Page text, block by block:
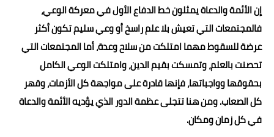
إن الأئمة والدعاة يمثلون خط الدفاع الأول في معركة الوعي،
فالمجتمعات التي تعيش بلا علم راسخ أو وعي سليم تكون أكثر
عرضة للسقوط مهما امتلكت من سلاح وعدة، أما المجتمعات التي
تحصنت بالعلم، وتمسكت بقيم الدين، وامتلكت الوعي الكامل
بحقوقها وواجباتها، فإنها قادرة على مواجهة كل الأزمات، وقهر
كل الصعاب. ومن هنا تتجلى عظمة الدور الذي يؤديه الأئمة والدعاة
في كل زمان ومكان.